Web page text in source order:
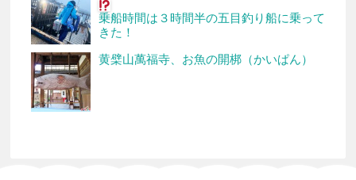
乗船時間は３時間半の五目釣り船に乗って
きた！
黄檗山萬福寺、お魚の開梆（かいぱん）